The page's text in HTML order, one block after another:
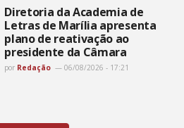
Diretoria da Academia de
Letras de Marília apresenta
plano de reativação ao
presidente da Câmara
por Redação 06/08/2026 - 17:21